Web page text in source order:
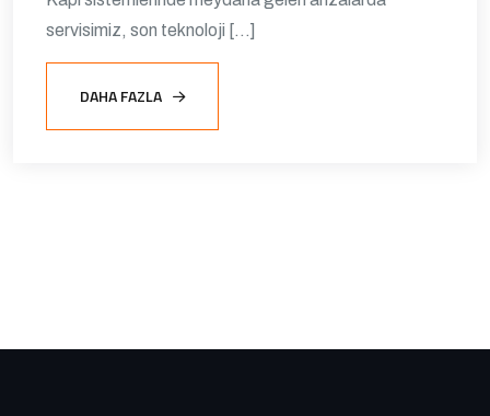
servisimiz, son teknoloji […]
DAHA FAZLA